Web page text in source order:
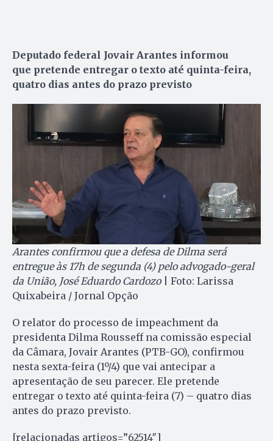
Deputado federal Jovair Arantes informou
que pretende entregar o texto até quinta-feira,
quatro dias antes do prazo previsto
Arantes confirmou que a defesa de Dilma será
entregue às 17h de segunda (4) pelo advogado-geral
da União, José Eduardo Cardozo| Foto: Larissa
Quixabeira / Jornal Opção
O relator do processo de impeachment da
presidenta Dilma Rousseff na comissão especial
da Câmara, Jovair Arantes (PTB-GO), confirmou
nesta sexta-feira (1º/4) que vai antecipar a
apresentação de seu parecer. Ele pretende
entregar o texto até quinta-feira (7) – quatro dias
antes do prazo previsto.
[relacionadas artigos=”62514″]